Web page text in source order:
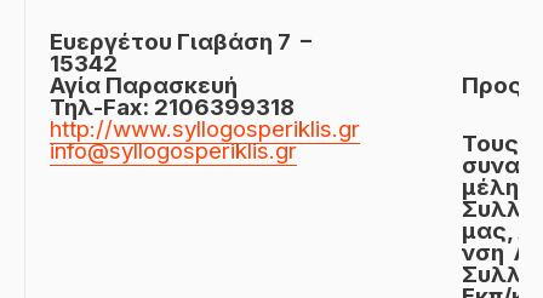
Ευεργέτου Γιαβάση 7 –
15342
Αγία Παρασκευή
Τηλ-Fax: 2106399318
http://www.syllogosperiklis.gr
info@syllogosperiklis.gr
Προς:
Τους
μέλη
μας,
νση